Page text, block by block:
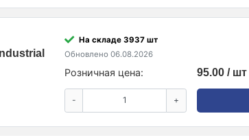
На складе 3937 шт
Обновлено 06.08.2026
Розничная цена: 95.00 / шт
- +